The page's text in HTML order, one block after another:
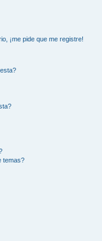
¡me pide que me registre!
temas?